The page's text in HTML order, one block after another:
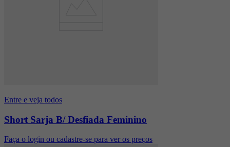
Entre e veja todos
Short Sarja B/ Desfiada Feminino
Faça o login ou cadastre-se para ver os preços